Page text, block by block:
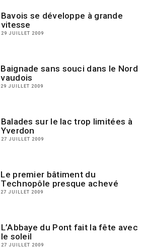
Bavois se développe à grande
vitesse
29 JUILLET 2009
Baignade sans souci dans le Nord
vaudois
29 JUILLET 2009
Balades sur le lac trop limitées à
Yverdon
27 JUILLET 2009
Le premier bâtiment du
Technopôle presque achevé
27 JUILLET 2009
L’Abbaye du Pont fait la fête avec
le soleil
27 JUILLET 2009